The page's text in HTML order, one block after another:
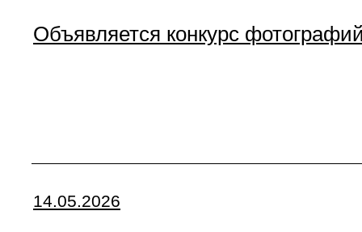
Объявляется конкурс
14.05.2026